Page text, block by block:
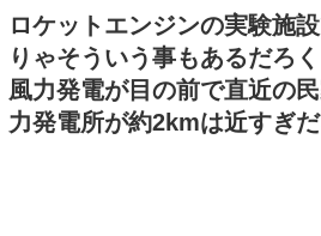
ロケットエンジンの実験施
りゃそういう事もあるだろ
風力発電が目の前で直近の
力発電所が約2kmは近すぎ